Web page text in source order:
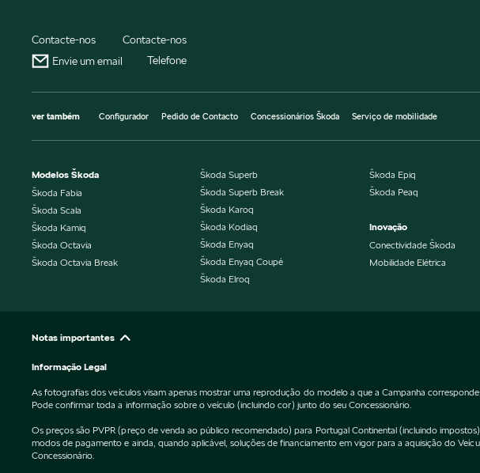
Contacte-nos
Envie um email
Contacte-nos
Telefone
ver também Configurador Pedido de Contacto Concessionários Škoda Serviço de mobilidade
Modelos Škoda
Škoda Fabia
Škoda Scala
Škoda Kamiq
Škoda Octavia
Škoda Octavia Break
Škoda Superb
Škoda Superb Break
Škoda Karoq
Škoda Kodiaq
Škoda Enyaq
Škoda Enyaq Coupé
Škoda Elroq
Škoda Epiq
Škoda Peaq
Inovação
Conectividade Škoda
Mobilidade Elétrica
Notas importantes
Informação Legal
As fotografias dos veículos visam apenas mostrar uma reprodução do modelo a que a Campanha
Pode confirmar toda a informação sobre o veículo (incluindo cor) junto do seu Concessionário.
Os preços são PVPR (preço de venda ao público recomendado) para Portugal Continental (incluindo
modos de pagamento e ainda, quando aplicável, soluções de financiamento em vigor para a aquisição do
Concessionário.